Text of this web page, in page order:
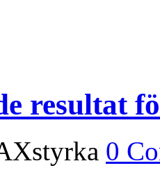
resultat
0